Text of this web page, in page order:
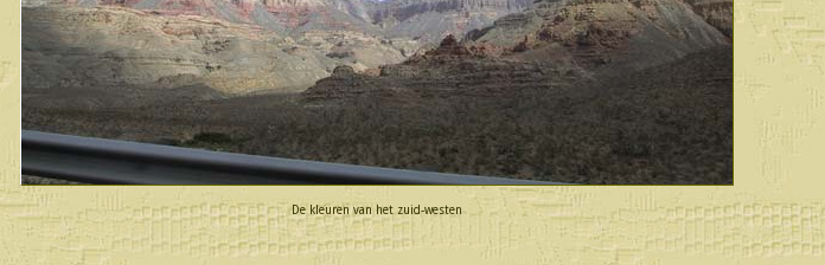
De kleuren van het zuid-westen